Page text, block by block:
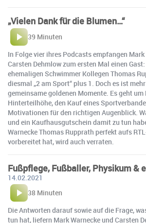
„Vielen Dank für die Blumen…“
39 Minuten
In Folge vier ihres Podcasts empfangen Mark
Carsten Dehmlow zum ersten Mal einen
ehemaligen Schwimmer Kollegen Thomas
diesmal „2 am Sport“ plus 1. Doch es ist
gemeinsame goldenen Momente. Es geht
Hinterteilhöhe, den Kauf eines
Motivationen für den richtigen Augenblick.
und ein Kaufhausgutschein damit zu tun
Warnecke Thomas Rupprath perfekt aufs
vorbereitet hat, wird auch verraten.
Fußpflege, Fußballer, Physikum &
14.02.2021
38 Minuten
Die Antworten darauf sowie auf die Frage,
tun hat, liefern Mark Warnecke und Carsten